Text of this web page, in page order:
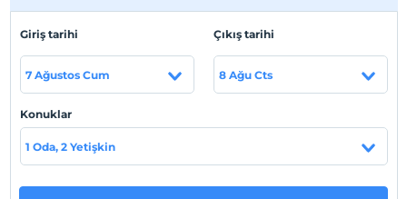
Haritada Göster
Otel koşulları
Check/in
En erken saat 12:00 ve sonrası
Giriş tarihi
7 Ağustos Cum
Çıkış tarihi
8 Ağu Cts
Konuklar
1 Oda, 2 Yetişkin